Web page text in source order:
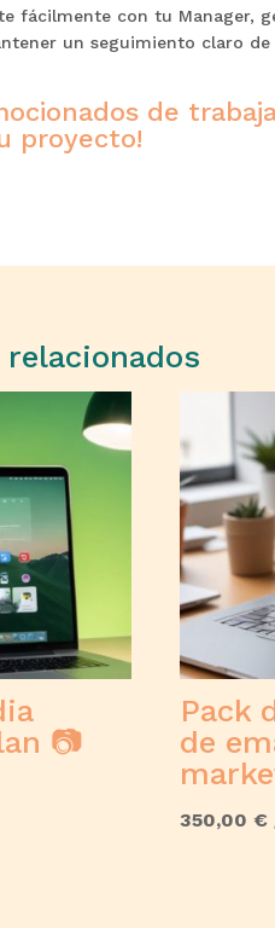
fácilmente con tu Manager,
un seguimiento claro
de
proyecto!
📷
Pack
de
350,00€